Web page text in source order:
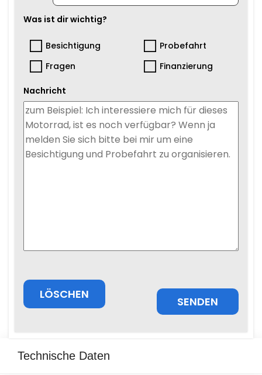
Was ist dir wichtig?
Besichtigung
Probefahrt
Fragen
Finanzierung
Nachricht
Technische Daten